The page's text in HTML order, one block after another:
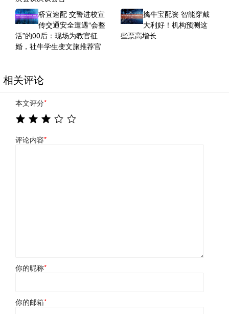
桥宜速配 交警进校宣
传交通安全遭遇“会整
活”的00后：现场为教官征
婚，社牛学生变文旅推荐官
擒牛宝配资 智能穿戴
大利好！机构预测这
些票高增长
相关评论
本文评分*
评论内容*
你的昵称*
你的邮箱*